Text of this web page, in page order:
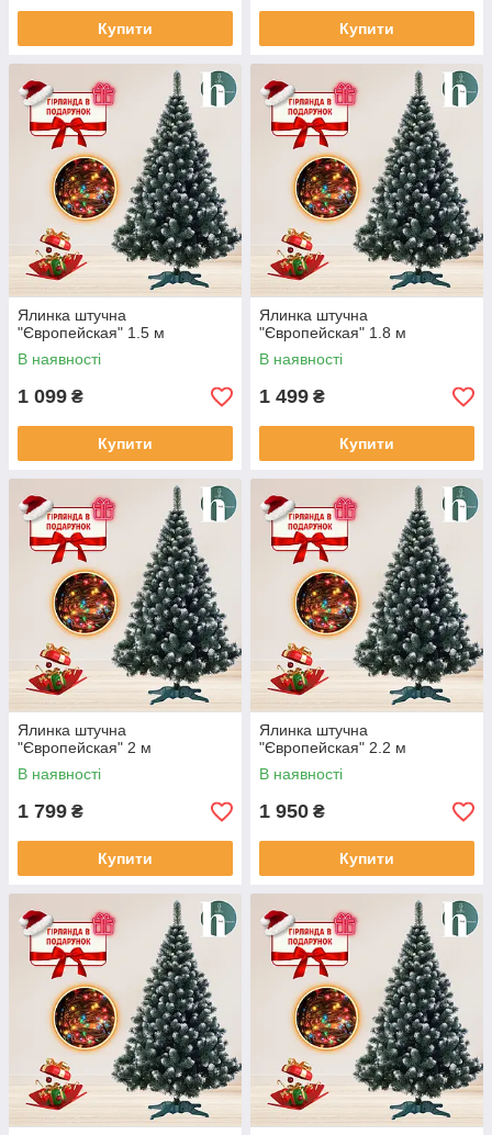
Купити Купити
Ялинка штучна
"Європейская" 1.5 м
В наявності
1 099 ₴
Купити
Ялинка штучна
"Європейская" 1.8 м
В наявності
1 499 ₴
Купити
Ялинка штучна
"Європейская" 2 м
В наявності
1 799 ₴
Купити
Ялинка штучна
"Європейская" 2.2 м
В наявності
1 950 ₴
Купити